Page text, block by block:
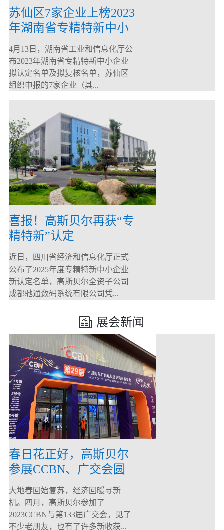
苏仙区7家企业上榜2023
年湖南省专精特新中小
企业
4月13日，湖南省工业和信息化厅公
布2023年湖南省专精特新中小企业
拟认定名单及拟复核名单，苏仙区
组织申报的7家企业（其...
喜报！高斯贝尔再获“专
精特新”认定
近日，四川省经济和信息化厅正式
公布了2025年度专精特新中小企业
新认定名单，高斯贝尔全资子公司
成都驰通数码系统有限公司凭...
展会新闻
春日花正好，高斯贝尔
参展CCBN、广交会圆
满落幕！
大地春回始复苏，经济回暖寻新
机。四月，高斯贝尔参加了
2023CCBN与第133届广交会，见了
不少老朋友，也有了许多新收获...